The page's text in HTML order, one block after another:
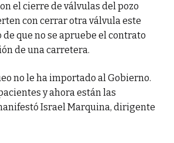
el cierre de válvulas del pozo
con cerrar otra válvula este
de que no se apruebe el contrato
de una carretera.
no le ha importado al Gobierno.
y ahora están las
Israel Marquina, dirigente